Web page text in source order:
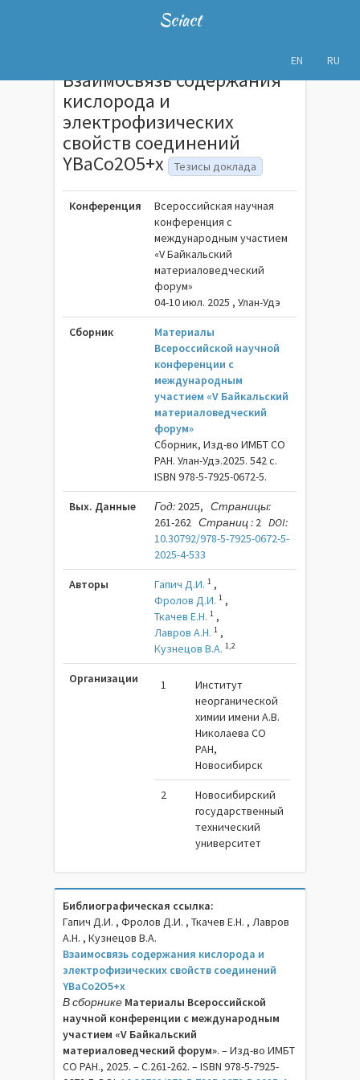
Sciact
EN RU
Взаимосвязь содержания
кислорода и
электрофизических
свойств соединений
YBaCo2O5+x Тезисы доклада
Конференция
Всероссийская научная
конференция с
международным участием
«V Байкальский
материаловедческий
форум»
04-10 июл. 2025 , Улан-Удэ
Сборник
Материалы
Всероссийской научной
конференции с
международным
участием «V Байкальский
материаловедческий
форум»
Сборник, Изд-во ИМБТ СО
РАН. Улан-Удэ.2025. 542 c.
ISBN 978-5-7925-0672-5.
Вых. Данные Год: 2025, Страницы:
261-262 Страниц : 2 DOI:
10.30792/978-5-7925-0672-5-
2025-4-533
Авторы Гапич Д.И. 1 ,
Фролов Д.И. 1 ,
Ткачев Е.Н. 1 ,
Лавров А.Н. 1 ,
Кузнецов В.А. 1,2
Организации 1
Институт
неорганической
химии имени А.В.
Николаева СО
РАН,
Новосибирск
2
Новосибирский
государственный
технический
университет
Библиографическая ссылка:
Гапич Д.И. , Фролов Д.И. , Ткачев Е.Н. , Лавров
А.Н. , Кузнецов В.А.
Взаимосвязь содержания кислорода и
электрофизических свойств соединений
YBaCo2O5+x
В сборнике Материалы Всероссийской
научной конференции с международным
участием «V Байкальский
материаловедческий форум». – Изд-во ИМБТ
СО РАН., 2025. – C.261-262. – ISBN 978-5-7925-